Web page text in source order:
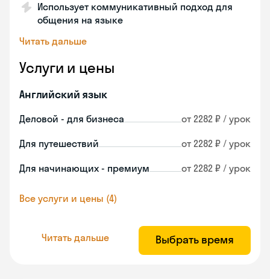
Использует коммуникативный подход для
общения на языке
Читать дальше
Услуги и цены
Английский язык
Деловой - для бизнеса от 2282 ₽ / урок
Для путешествий от 2282 ₽ / урок
Для начинающих - премиум от 2282 ₽ / урок
Все услуги и цены (4)
Читать дальше Выбрать время